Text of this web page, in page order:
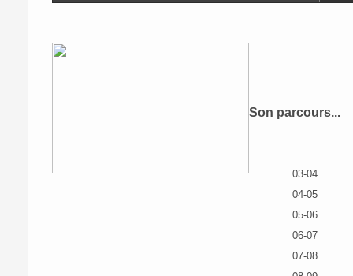
Son parcours...
03-04
04-05
05-06
06-07
07-08